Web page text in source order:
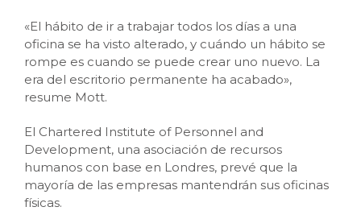
«El hábito de ir a trabajar todos los días a una
oficina se ha visto alterado, y cuándo un hábito se
rompe es cuando se puede crear uno nuevo. La
era del escritorio permanente ha acabado»,
resume Mott.
El Chartered Institute of Personnel and
Development, una asociación de recursos
humanos con base en Londres, prevé que la
mayoría de las empresas mantendrán sus oficinas
físicas.